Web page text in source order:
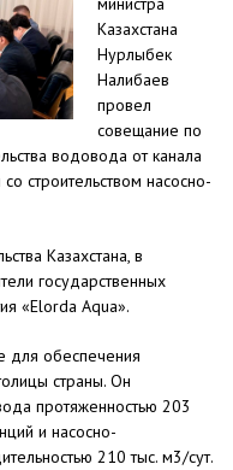
Казахстана
Нурлыбек
Налибаев
провел
совещание по
водовода от канала
строительством насосно-
Казахстана, в
государственных
«Elorda Aqua».
для обеспечения
страны. Он
протяженностью 203
и насосно-
210 тыс. м3/сут.